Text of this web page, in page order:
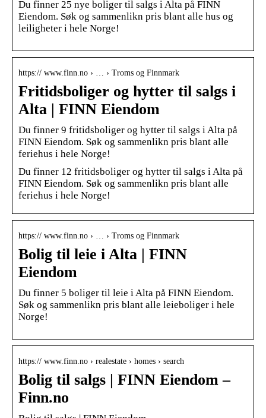
Du finner 25 nye boliger til salgs i Alta på FINN
Eiendom. Søk og sammenlikn pris blant alle hus og
leiligheter i hele Norge!
https:// www.finn.no › … › Troms og Finnmark
Fritidsboliger og hytter til salgs i
Alta | FINN Eiendom
Du finner 9 fritidsboliger og hytter til salgs i Alta på
FINN Eiendom. Søk og sammenlikn pris blant alle
feriehus i hele Norge!
Du finner 12 fritidsboliger og hytter til salgs i Alta på
FINN Eiendom. Søk og sammenlikn pris blant alle
feriehus i hele Norge!
https:// www.finn.no › … › Troms og Finnmark
Bolig til leie i Alta | FINN
Eiendom
Du finner 5 boliger til leie i Alta på FINN Eiendom.
Søk og sammenlikn pris blant alle leieboliger i hele
Norge!
https:// www.finn.no › realestate › homes › search
Bolig til salgs | FINN Eiendom –
Finn.no